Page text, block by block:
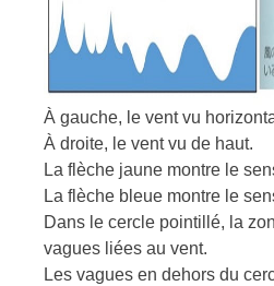
À gauche, le vent vu
À droite, le vent vu de haut.
La flèche jaune montre le
La flèche bleue montre le
Dans le cercle pointillé, la
vagues liées au vent.
Les vagues en dehors du